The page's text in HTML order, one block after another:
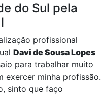
do Sul pela
profissional
Davi de Sousa Lopes
para trabalhar muito
exercer minha profissão.
sinto que faço